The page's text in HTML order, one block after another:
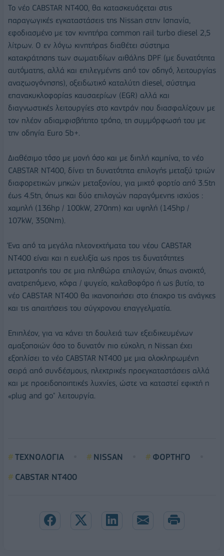
Το νέο CABSTAR NT400, θα κατασκευάζεται στις
παραγωγικές εγκαταστάσεις της Nissan στην Ισπανία,
εφοδιασμένο με τον κινητήρα common rail turbo diesel 2,5
λίτρων. Ο εν λόγω κινητήρας διαθέτει σύστημα
κατακράτησης των σωματιδίων αιθάλης DPF (με δυνατότητα
αυτόματης, αλλά και επιλεγμένης από τον οδηγό, λειτουργίας
αναζωογόνησης), οξειδωτικό καταλύτη diesel, σύστημα
επανακυκλοφορίας καυσαερίων (EGR) αλλά και
διαγνωστικές λειτουργίες στο καντράν που διασφαλίζουν με
τον πλέον αδιαμφισβήτητο τρόπο, τη συμμόρφωσή του με
την οδηγία Euro 5b+.
Διαθέσιμο τόσο με μονή όσο και με διπλή καμπίνα, το νέο
CABSTAR NT400, δίνει τη δυνατότητα επιλογής μεταξύ τριών
διαφορετικών μηκών μεταξονίου, για μικτό φορτίο από 3.5tn
έως 4.5tn, όπως και δύο επιλογών παραγόμενης ισχύος :
χαμηλή (136hp / 100kW, 270nm) και υψηλή (145hp /
107kW, 350Nm).
Ένα από τα μεγάλα πλεονεκτήματα του νέου CABSTAR
NT400 είναι και η ευελιξία ως προς τις δυνατότητες
μετατροπής του σε μια πληθώρα επιλογών, όπως ανοικτό,
ανατρεπόμενο, κόφα / ψυγείο, καλαθοφόρο ή ως βυτίο, το
νέο CABSTAR NT400 θα ικανοποιήσει στο έπακρο τις ανάγκες
και τις απαιτήσεις του σύγχρονου επαγγελματία.
Επιπλέον, για να κάνει τη δουλειά των εξειδικευμένων
αμαξοποιών όσο το δυνατόν πιο εύκολη, η Nissan έχει
εξοπλίσει το νέο CABSTAR NT400 με μια ολοκληρωμένη
σειρά από συνδέσμους, ηλεκτρικές προεγκαταστάσεις αλλά
και με προειδοποιητικές λυχνίες, ώστε να καταστεί εφικτή η
«plug and go" λειτουργία.
ΤΕΧΝΟΛΟΓΙΑ NISSAN
ΦΟΡΤΗΓΟ
CABSTAR NT400